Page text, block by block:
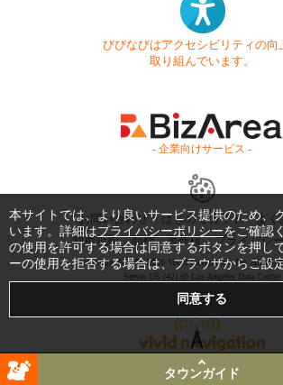
びびなびはアクセシビリティの向
取り組んでいます。
- 企業向けサービス -
お問い合わせ はじめてガイド
よく
利用規約
商標・著作権 プライバシ
Copyright © 1999-2026 Vivid Navigation, Inc. All
Server US (42) @ Los Angeles Data Center
タウンガイド
本サイトでは、より良いサービス提供のため、
います。詳細はプライバシーポリシーをご確認
の使用を許可する場合は同意するボタンを押し
ーの使用を拒否する場合は、ブラウザからご設